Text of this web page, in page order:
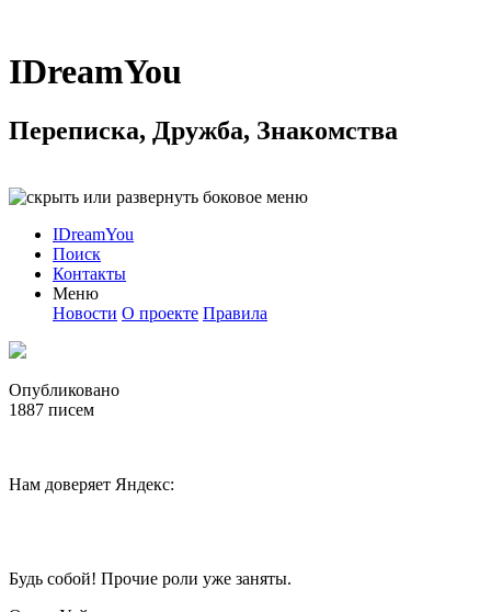
IDreamYou
Переписка, Дружба, Знакомства
IDreamYou
Поиск
Контакты
Меню
Новости О проекте Правила
Опубликовано
1887 писем
Нам доверяет Яндекс:
Будь собой! Прочие роли уже заняты.